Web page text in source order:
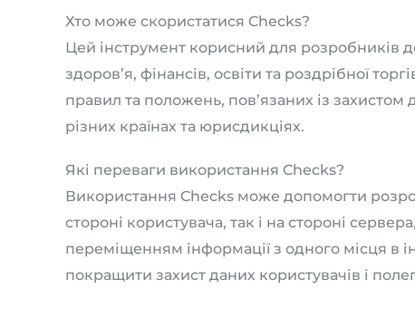
Хто може скористатися Checks?
Цей інструмент корисний для розробників
здоров’я, фінансів, освіти та роздрібної
правил та положень, пов’язаних із
різних країнах та юрисдикціях.
Які переваги використання Checks?
Використання Checks може допомогти
стороні користувача, так і на стороні
переміщенням інформації з одного місця в
покращити захист даних користувачів і